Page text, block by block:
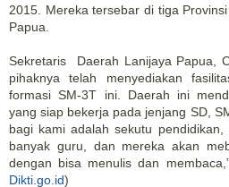
2015. Mereka tersebar di tiga
Papua.
Sekretaris Daerah Lanijaya Papua,
pihaknya telah menyediakan
formasi SM-3T ini. Daerah ini
yang siap bekerja pada jenjang SD,
bagi kami adalah sekutu
banyak guru, dan mereka akan
dengan bisa menulis dan
Dikti.go.id)